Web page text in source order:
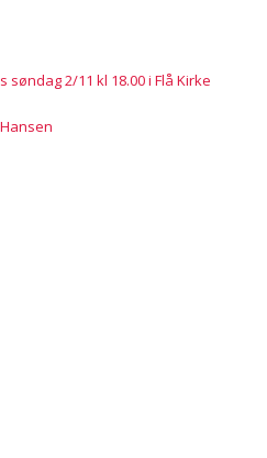
2/11 kl 18.00 i Flå Kirke